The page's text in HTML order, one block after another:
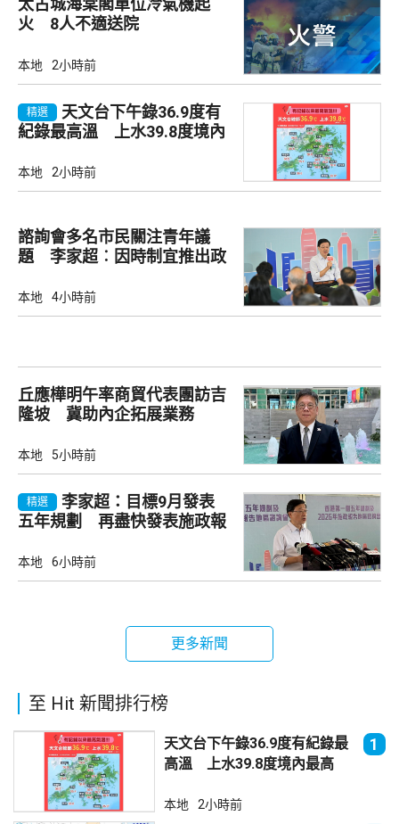
太古城海棠閣單位冷氣機起
火 8人不適送院
本地 2小時前
精選
天文台下午錄36.9度有
紀錄最高溫 上水39.8度境內
本地 2小時前
諮詢會多名市民關注青年議
題 李家超︰因時制宜推出政
本地 4小時前
丘應樺明午率商貿代表團訪吉
隆坡 冀助內企拓展業務
本地 5小時前
精選
李家超：目標9月發表
五年規劃 再盡快發表施政報
本地 6小時前
更多新聞
至 Hit 新聞排行榜
天文台下午錄36.9度有紀錄最
高溫 上水39.8度境內最高
1
本地 2小時前